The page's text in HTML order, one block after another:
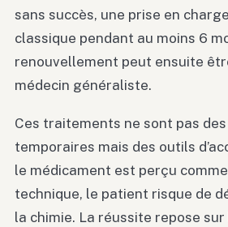
sans succès, une prise en
classique pendant au moins 6
renouvellement peut ensuite
médecin généraliste.
Ces traitements ne sont pas
temporaires mais des outils
le médicament est perçu
technique, le patient risque de
la chimie. La réussite repose sur